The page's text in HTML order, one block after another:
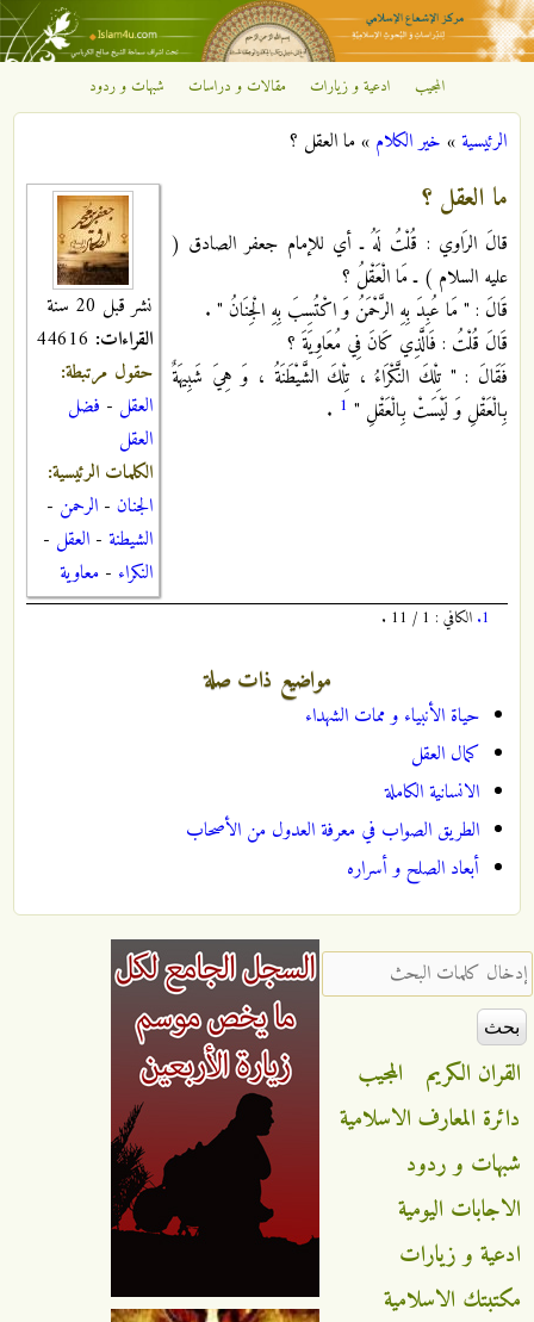
تجاوز إلى المحتوى الرئيسي
مركز
الإشعاع
الإسلامي
المجيب ادعية و زيارات مقالات و دراسات شبهات و ردود
أنت هنا
الرئيسية» خير الكلام »ما العقل ؟
نشر قبل 20 سنة
القراءات:
حقول مرتبطة:
العقل - فضل
العقل
الكلمات الرئيسية:
الجنان - الرحمن -
الشيطنة - العقل -
النكراء - معاوية
ما العقل ؟
قالَ الرَاوي : قُلْتُ لَهُ ـ أي للإمام جعفر الصادق (
عليه السلام ) ـ مَا الْعَقْلُ ؟
قَالَ : " مَا عُبِدَ بِهِ الرَّحْمَنُ وَ اكْتُسِبَ بِهِ الْجِنَانُ " .
قَالَ قُلْتُ : فَالَّذِي كَانَ فِي مُعَاوِيَةَ ؟
فَقَالَ : " تِلْكَ النَّكْرَاءُ ، تِلْكَ الشَّيْطَنَةُ ، وَ هِيَ شَبِيهَةٌ
بِالْعَقْلِ وَ لَيْسَتْ بِالْعَقْلِ " 1
.
1. الكافي : 1 / 11 .
مواضيع ذات صلة
حياة الأنبياء و ممات الشهداء
كمال العقل
الانسانية الكاملة
الطريق الصواب في معرفة العدول من الأصحاب
أبعاد الصلح و أسراره
‏إدخال كلمات البحث ‏
القران الكريم
المجيب
دائرة المعارف الاسلامية
شبهات و ردود
الاجابات اليومية
ادعية و زيارات
مكتبتك الاسلامية